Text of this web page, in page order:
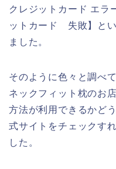
クレジットカード エラ
ットカード 失敗】と
ました。
そのように色々と調べ
ネックフィット枕のお
方法が利用できるかど
式サイトをチェックす
した。